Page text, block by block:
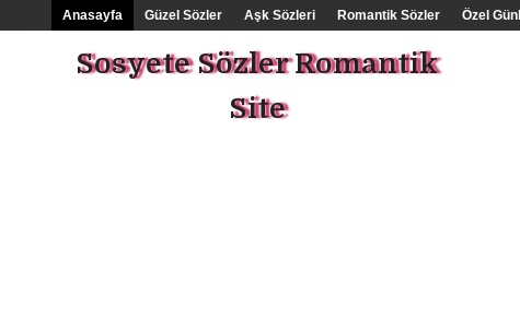
Anasayfa Güzel Sözler Aşk Sözleri Romantik Sözler Özel
Sosyete Sözler Romantik
Site